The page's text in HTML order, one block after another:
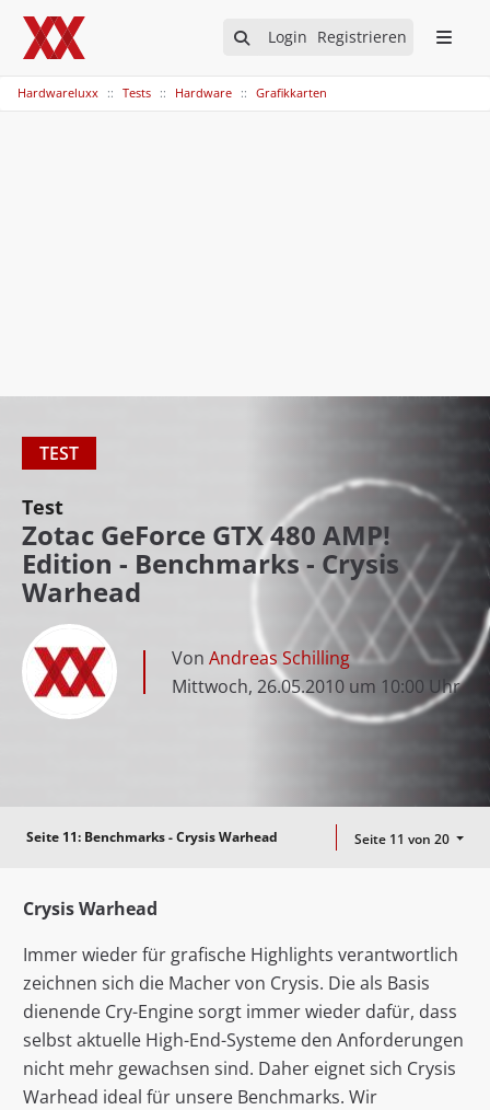
Login Registrieren
Hardwareluxx Tests Hardware Grafikkarten
TEST
Test
Zotac GeForce GTX 480 AMP!
Edition - Benchmarks - Crysis
Warhead
Von Andreas Schilling
Mittwoch, 26.05.2010 um 10:00 Uhr
Seite 11: Benchmarks - Crysis Warhead Seite 11 von 20
Crysis Warhead
Immer wieder für grafische Highlights verantwortlich
zeichnen sich die Macher von Crysis. Die als Basis
dienende Cry-Engine sorgt immer wieder dafür, dass
selbst aktuelle High-End-Systeme den Anforderungen
nicht mehr gewachsen sind. Daher eignet sich Crysis
Warhead ideal für unsere Benchmarks. Wir